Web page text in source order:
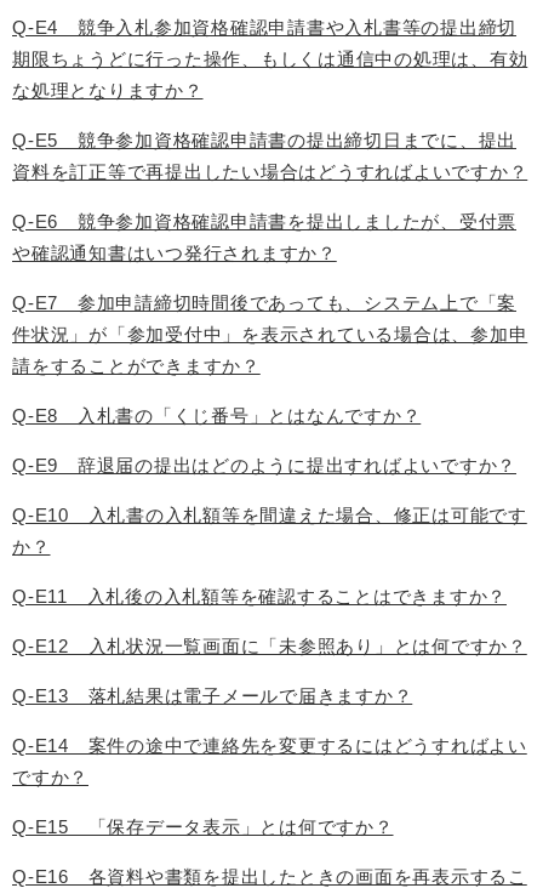
Q-E4 競争入札参加資格確認申請書や入札書等の提出締切
期限ちょうどに行った操作、もしくは通信中の処理は、有効
な処理となりますか？
Q-E5 競争参加資格確認申請書の提出締切日までに、提出
資料を訂正等で再提出したい場合はどうすればよいですか？
Q-E6 競争参加資格確認申請書を提出しましたが、受付票
や確認通知書はいつ発行されますか？
Q-E7 参加申請締切時間後であっても、システム上で「案
件状況」が「参加受付中」を表示されている場合は、参加申
請をすることができますか？
Q-E8 入札書の「くじ番号」とはなんですか？
Q-E9 辞退届の提出はどのように提出すればよいですか？
Q-E10 入札書の入札額等を間違えた場合、修正は可能です
か？
Q-E11 入札後の入札額等を確認することはできますか？
Q-E12 入札状況一覧画面に「未参照あり」とは何ですか？
Q-E13 落札結果は電子メールで届きますか？
Q-E14 案件の途中で連絡先を変更するにはどうすればよい
ですか？
Q-E15 「保存データ表示」とは何ですか？
Q-E16 各資料や書類を提出したときの画面を再表示するこ